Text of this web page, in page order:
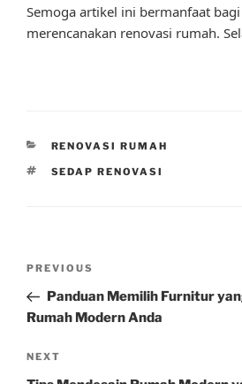
Semoga artikel ini bermanfaat
merencanakan renovasi rumah.
CATEGORIES
RENOVASI RUMAH
TAGS
SEDAP RENOVASI
Previous
Post
PREVIOUS
Panduan Memilih Furnitur
Rumah Modern Anda
Next
Post
NEXT